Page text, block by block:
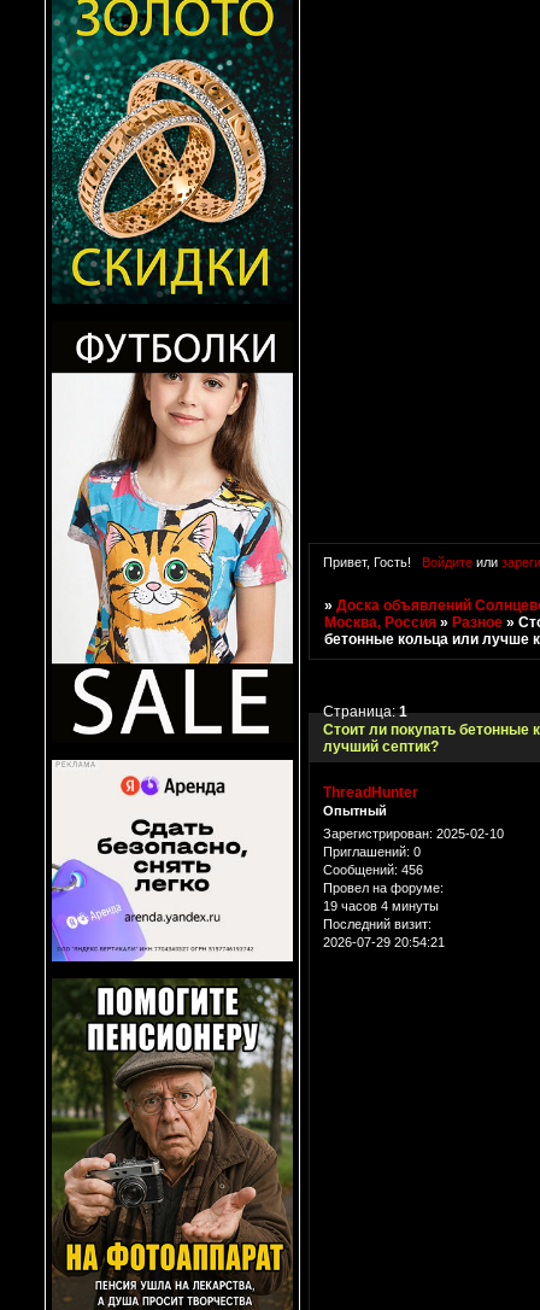
Привет, Гость! Войдитеили
»Доска объявлений
Москва, Россия »Разное »
бетонные кольца или лучше
Стоит ли покупать бетонные
лучший септик?
Страница:1
ThreadHunter
Опытный
Зарегистрирован: 2025-02-10
Приглашений: 0
Сообщений: 456
Провел на форуме:
19 часов 4 минуты
Последний визит:
2026-07-29 20:54:21